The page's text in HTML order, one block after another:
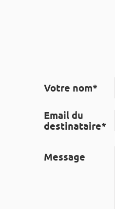
Votre nom*
Email du
destinataire*
Message